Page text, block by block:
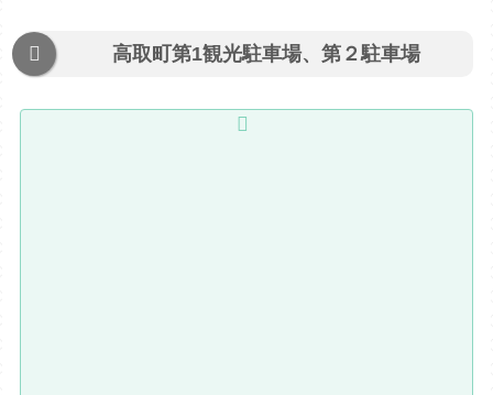
高取町第1観光駐車場、第２駐車場